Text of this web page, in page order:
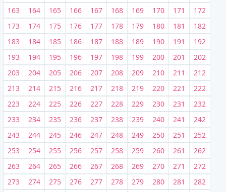
163
164 165 166 167 168 169 170 171
172
173
174 175 176 177 178 179 180 181
182
183
184 185 186 187 188 189 190 191
192
193
194 195 196 197 198 199 200 201
202
203
204 205 206 207 208 209 210 211
212
213
214 215 216 217 218 219 220 221
222
223
224 225 226 227 228 229 230 231
232
233
234 235 236 237 238 239 240 241
242
243
244 245 246 247 248 249 250 251
252
253
254 255 256 257 258 259 260 261
262
263
264 265 266 267 268 269 270 271
272
273
274 275 276 277 278 279 280 281
282